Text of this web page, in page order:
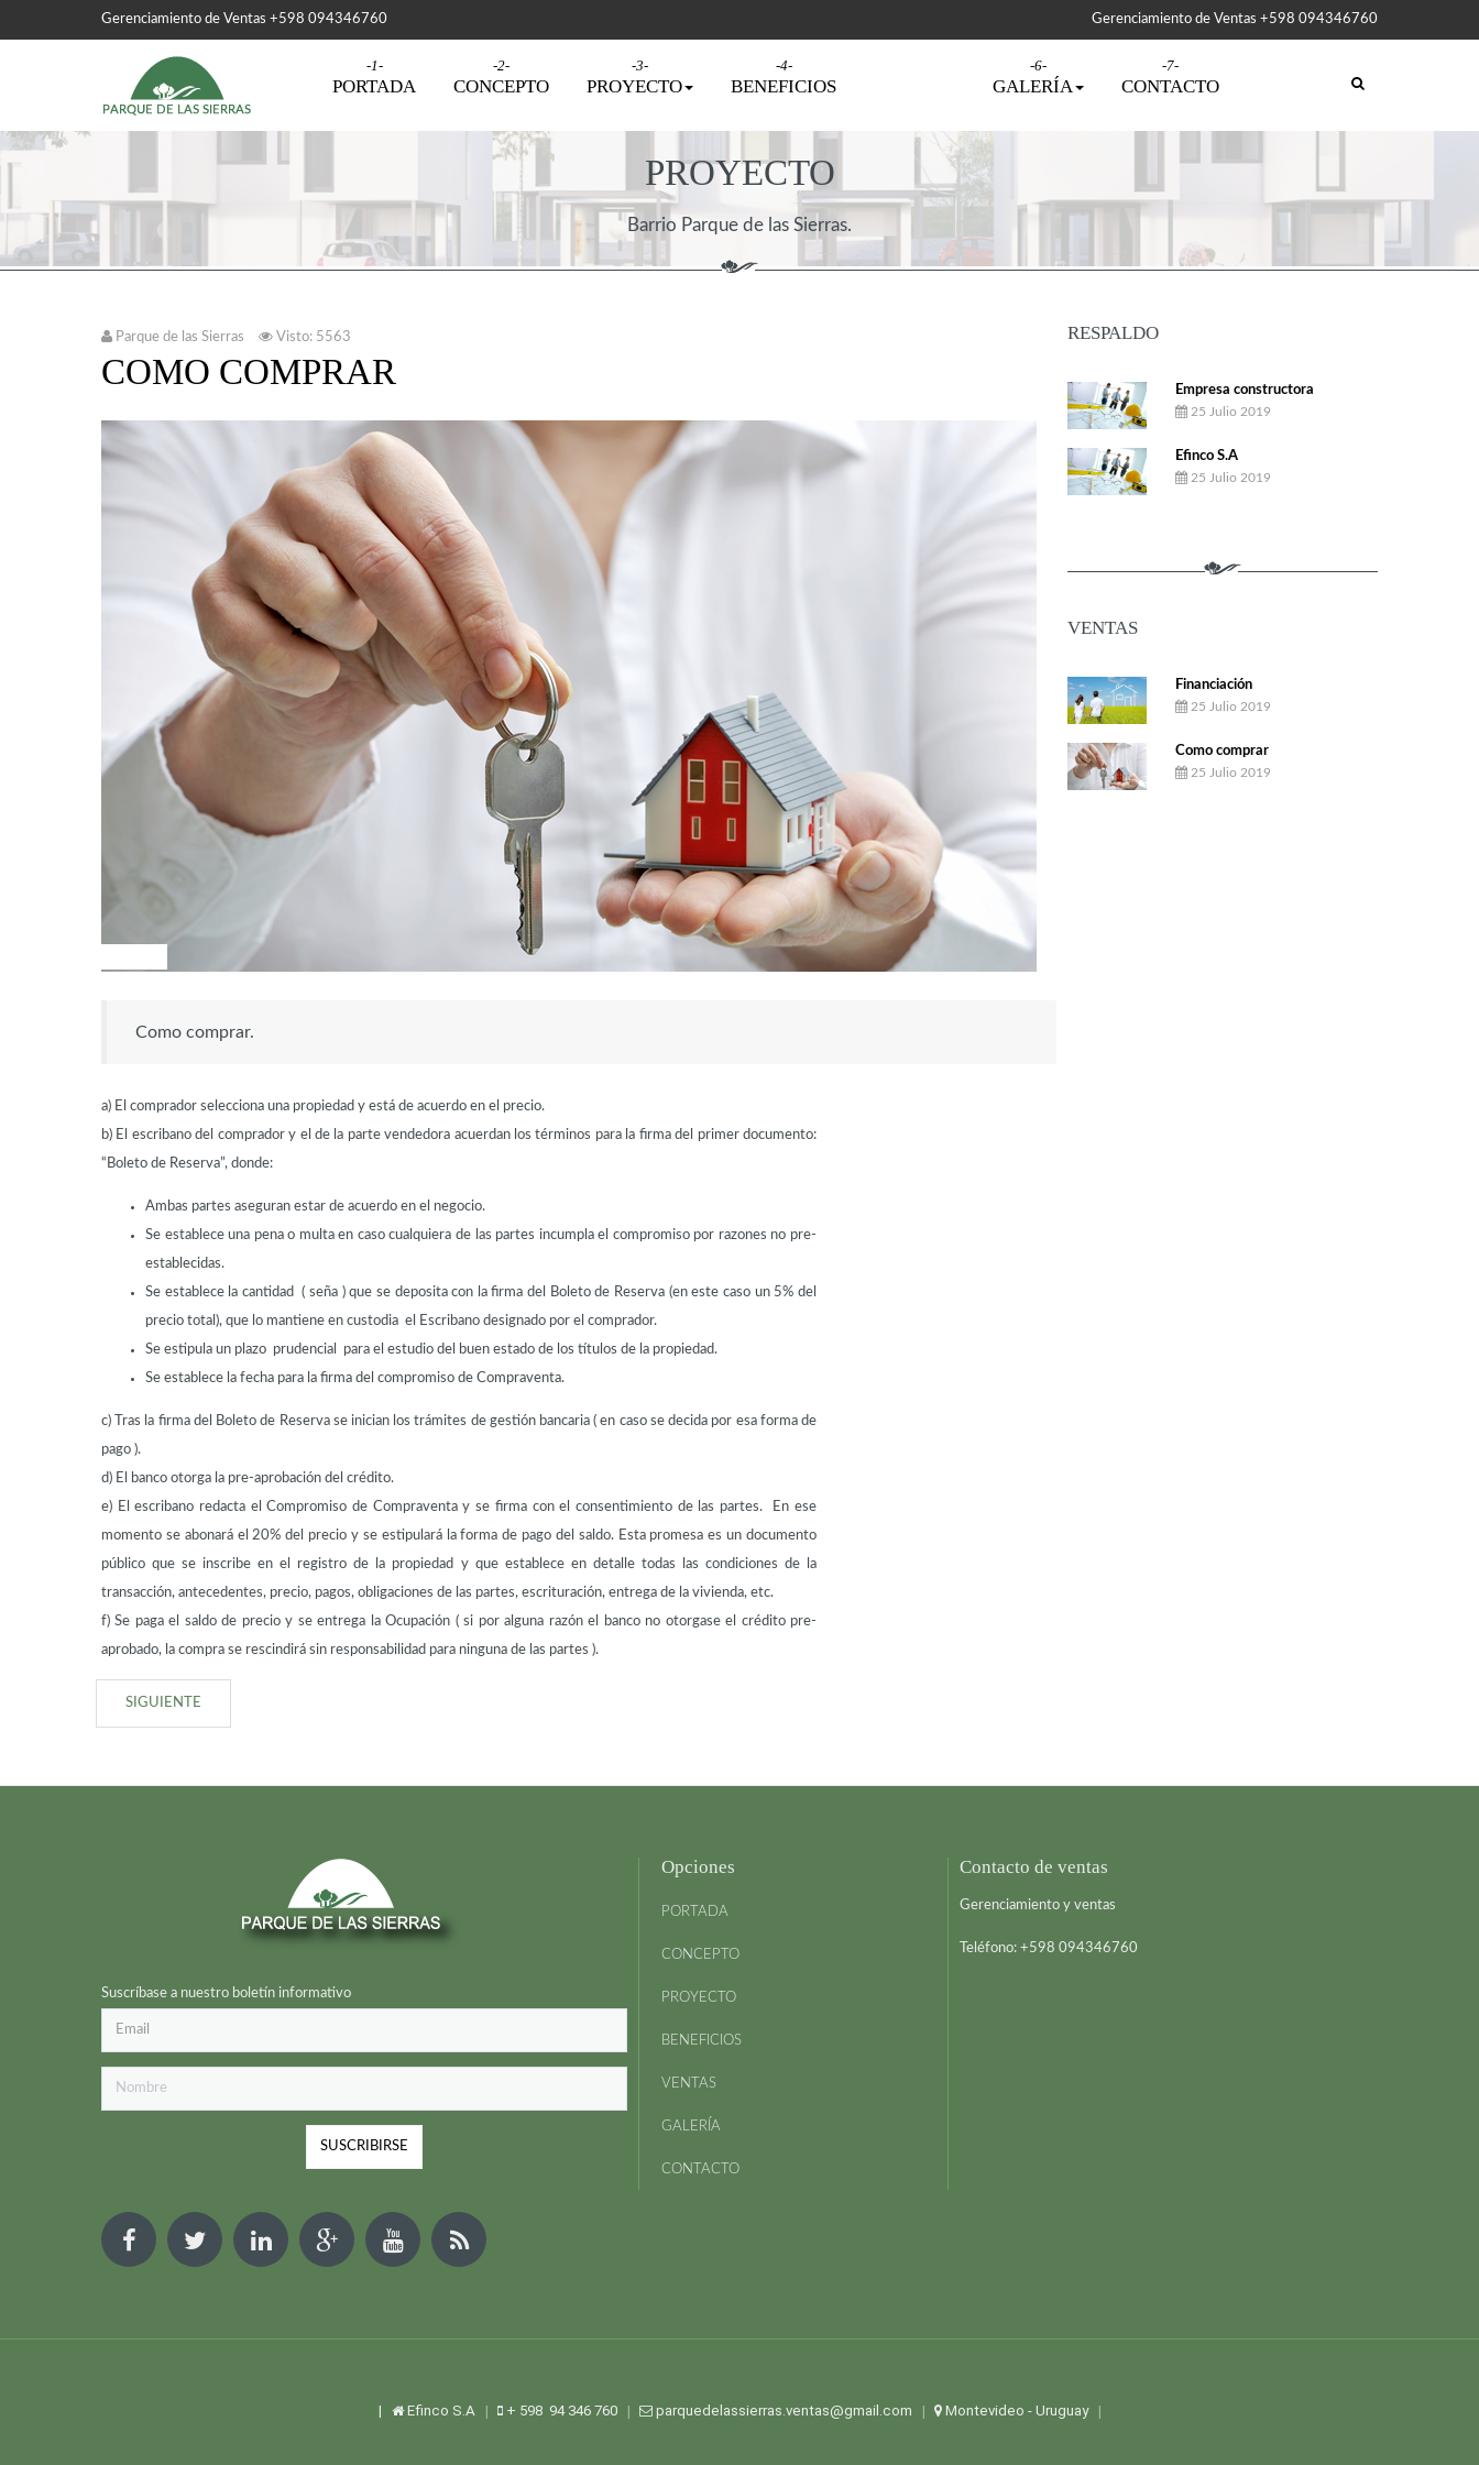
Gerenciamiento de Ventas +598 094346760 Gerenciamiento de Ventas +598 094346760
PORTADA CONCEPTO PROYECTO BENEFICIOS GALERÍA CONTACTO
PROYECTO
Barrio Parque de las Sierras.
Parque de las Sierras Visto: 5563
COMO COMPRAR
Como comprar.
a) El comprador selecciona una propiedad y está de acuerdo en el precio.
b) El escribano del comprador y el de la parte vendedora acuerdan los términos para la firma del primer documento:
“Boleto de Reserva”, donde:
Ambas partes aseguran estar de acuerdo en el negocio.
Se establece una pena o multa en caso cualquiera de las partes incumpla el compromiso por razones no pre-
establecidas.
Se establece la cantidad ( seña ) que se deposita con la firma del Boleto de Reserva (en este caso un 5% del
precio total), que lo mantiene en custodia el Escribano designado por el comprador.
Se estipula un plazo prudencial para el estudio del buen estado de los títulos de la propiedad.
Se establece la fecha para la firma del compromiso de Compraventa.
c) Tras la firma del Boleto de Reserva se inician los trámites de gestión bancaria ( en caso se decida por esa forma de
pago ).
d) El banco otorga la pre-aprobación del crédito.
e) El escribano redacta el Compromiso de Compraventa y se firma con el consentimiento de las partes. En ese
momento se abonará el 20% del precio y se estipulará la forma de pago del saldo. Esta promesa es un documento
público que se inscribe en el registro de la propiedad y que establece en detalle todas las condiciones de la
transacción, antecedentes, precio, pagos, obligaciones de las partes, escrituración, entrega de la vivienda, etc.
f) Se paga el saldo de precio y se entrega la Ocupación ( si por alguna razón el banco no otorgase el crédito pre-
aprobado, la compra se rescindirá sin responsabilidad para ninguna de las partes ).
SIGUIENTE
RESPALDO
Empresa constructora
25 Julio 2019
Efinco S.A
25 Julio 2019
VENTAS
Financiación
25 Julio 2019
Como comprar
25 Julio 2019
Suscríbase a nuestro boletín informativo
Opciones
PORTADA
CONCEPTO
PROYECTO
BENEFICIOS
VENTAS
GALERÍA
CONTACTO
Contacto de ventas
Gerenciamiento y ventas
Teléfono: +598 094346760
| Efinco S.A + 598 94 346 760 parquedelassierras.ventas@gmail.com Montevideo - Uruguay